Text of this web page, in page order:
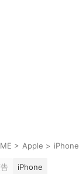
> Apple > iPhone
iPhone